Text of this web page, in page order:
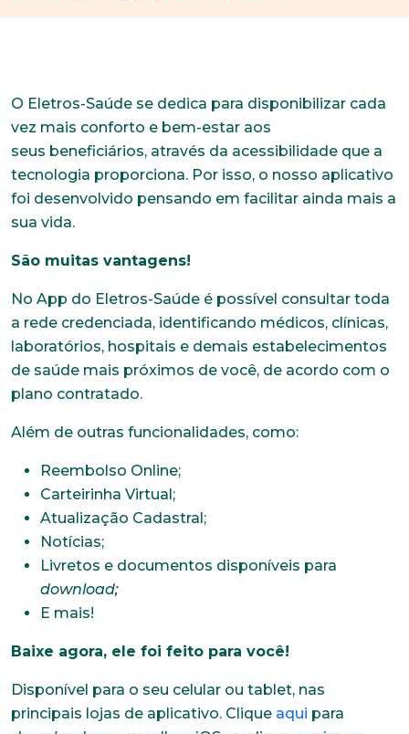
O Eletros-Saúde se dedica para disponibilizar cada
vez mais conforto e bem-estar aos
seus beneficiários, através da acessibilidade que a
tecnologia proporciona. Por isso, o nosso aplicativo
foi desenvolvido pensando em facilitar ainda mais a
sua vida.
São muitas vantagens!
No App do Eletros-Saúde é possível consultar toda
a rede credenciada, identificando médicos, clínicas,
laboratórios, hospitais e demais estabelecimentos
de saúde mais próximos de você, de acordo com o
plano contratado.
Além de outras funcionalidades, como:
Reembolso Online;
Carteirinha Virtual;
Atualização Cadastral;
Notícias;
Livretos e documentos disponíveis para
download;
E mais!
Baixe agora, ele foi feito para você!
Disponível para o seu celular ou tablet, nas
principais lojas de aplicativo. Clique aqui para